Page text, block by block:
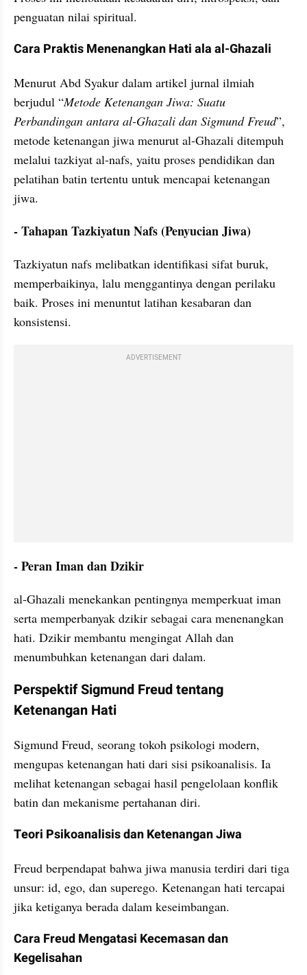
penguatan nilai spiritual.
Cara Praktis Menenangkan Hati ala al-Ghazali
Menurut Abd Syakur dalam artikel jurnal ilmiah
berjudul “Metode Ketenangan Jiwa: Suatu
Perbandingan antara al-Ghazali dan Sigmund Freud”,
metode ketenangan jiwa menurut al-Ghazali ditempuh
melalui tazkiyat al-nafs, yaitu proses pendidikan dan
pelatihan batin tertentu untuk mencapai ketenangan
jiwa.
- Tahapan Tazkiyatun Nafs (Penyucian Jiwa)
Tazkiyatun nafs melibatkan identifikasi sifat buruk,
memperbaikinya, lalu menggantinya dengan perilaku
baik. Proses ini menuntut latihan kesabaran dan
konsistensi.
ADVERTISEMENT
- Peran Iman dan Dzikir
al-Ghazali menekankan pentingnya memperkuat iman
serta memperbanyak dzikir sebagai cara menenangkan
hati. Dzikir membantu mengingat Allah dan
menumbuhkan ketenangan dari dalam.
Perspektif Sigmund Freud tentang
Ketenangan Hati
Sigmund Freud, seorang tokoh psikologi modern,
mengupas ketenangan hati dari sisi psikoanalisis. Ia
melihat ketenangan sebagai hasil pengelolaan konflik
batin dan mekanisme pertahanan diri.
Teori Psikoanalisis dan Ketenangan Jiwa
Freud berpendapat bahwa jiwa manusia terdiri dari tiga
unsur: id, ego, dan superego. Ketenangan hati tercapai
jika ketiganya berada dalam keseimbangan.
Cara Freud Mengatasi Kecemasan dan
Kegelisahan